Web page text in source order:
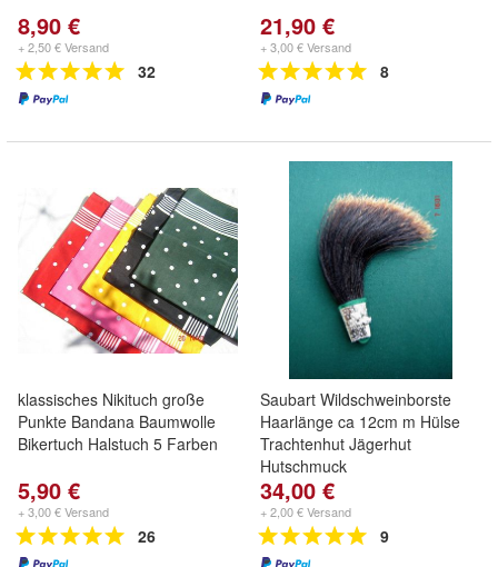
8,90 €
+ 2,50 € Versand
32
21,90 €
+ 3,00 € Versand
8
klassisches Nikituch große
Punkte Bandana Baumwolle
Bikertuch Halstuch 5 Farben
5,90 €
+ 3,00 € Versand
26
Saubart Wildschweinborste
Haarlänge ca 12cm m Hülse
Trachtenhut Jägerhut
Hutschmuck
34,00 €
+ 2,00 € Versand
9